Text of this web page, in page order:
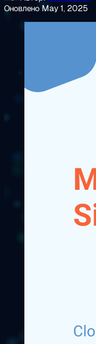
Оновлено May 1, 2025